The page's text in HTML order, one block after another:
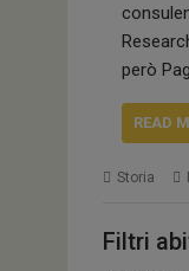
però
READ
Storia
Filtri